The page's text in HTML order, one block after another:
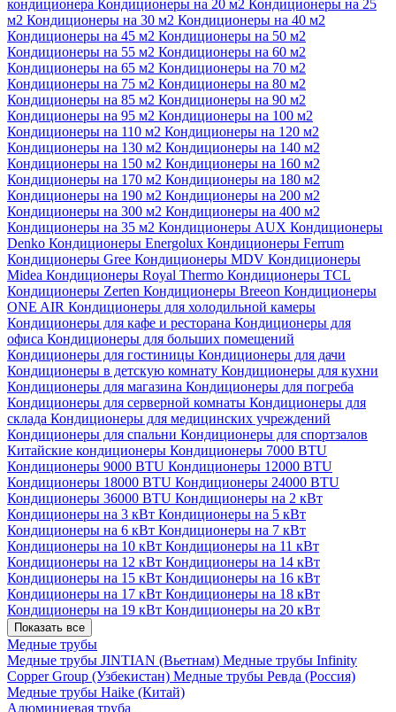
кондиционера Кондиционеры на 20 м2 Кондиционеры на 25
м2 Кондиционеры на 30 м2 Кондиционеры на 40 м2
Кондиционеры на 45 м2 Кондиционеры на 50 м2
Кондиционеры на 55 м2 Кондиционеры на 60 м2
Кондиционеры на 65 м2 Кондиционеры на 70 м2
Кондиционеры на 75 м2 Кондиционеры на 80 м2
Кондиционеры на 85 м2 Кондиционеры на 90 м2
Кондиционеры на 95 м2 Кондиционеры на 100 м2
Кондиционеры на 110 м2 Кондиционеры на 120 м2
Кондиционеры на 130 м2 Кондиционеры на 140 м2
Кондиционеры на 150 м2 Кондиционеры на 160 м2
Кондиционеры на 170 м2 Кондиционеры на 180 м2
Кондиционеры на 190 м2 Кондиционеры на 200 м2
Кондиционеры на 300 м2 Кондиционеры на 400 м2
Кондиционеры на 35 м2 Кондиционеры AUX Кондиционеры
Denko Кондиционеры Energolux Кондиционеры Ferrum
Кондиционеры Gree Кондиционеры MDV Кондиционеры
Midea Кондиционеры Royal Thermo Кондиционеры TCL
Кондиционеры Zerten Кондиционеры Breeon Кондиционеры
ONE AIR Кондиционеры для холодильной камеры
Кондиционеры для кафе и ресторана Кондиционеры для
офиса Кондиционеры для больших помещений
Кондиционеры для гостиницы Кондиционеры для дачи
Кондиционеры в детскую комнату Кондиционеры для кухни
Кондиционеры для магазина Кондиционеры для погреба
Кондиционеры для серверной комнаты Кондиционеры для
склада Кондиционеры для медицинских учреждений
Кондиционеры для спальни Кондиционеры для спортзалов
Китайские кондиционеры Кондиционеры 7000 BTU
Кондиционеры 9000 BTU Кондиционеры 12000 BTU
Кондиционеры 18000 BTU Кондиционеры 24000 BTU
Кондиционеры 36000 BTU Кондиционеры на 2 кВт
Кондиционеры на 3 кВт Кондиционеры на 5 кВт
Кондиционеры на 6 кВт Кондиционеры на 7 кВт
Кондиционеры на 10 кВт Кондиционеры на 11 кВт
Кондиционеры на 12 кВт Кондиционеры на 14 кВт
Кондиционеры на 15 кВт Кондиционеры на 16 кВт
Кондиционеры на 17 кВт Кондиционеры на 18 кВт
Кондиционеры на 19 кВт Кондиционеры на 20 кВт
Показать все
Медные трубы
Медные трубы JINTIAN (Вьетнам) Медные трубы Infinity
Copper Group (Узбекистан) Медные трубы Ревда (Россия)
Медные трубы Haike (Китай)
Алюминиевая труба